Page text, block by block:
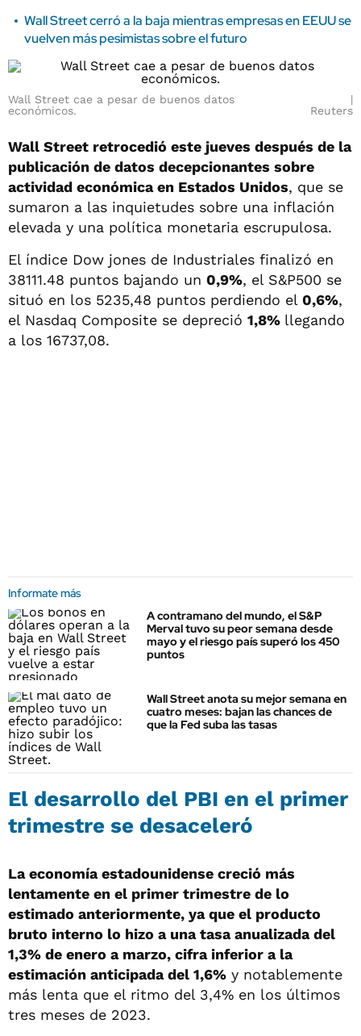
Wall Street cerró a la baja mientras empresas en EEUU se
vuelven más pesimistas sobre el futuro
Wall Street cae a pesar de buenos datos
económicos.
Reuters
Wall Street retrocedió este jueves después de la
publicación de datos decepcionantes sobre
actividad económica en Estados Unidos, que se
sumaron a las inquietudes sobre una inflación
elevada y una política monetaria escrupulosa.
El índice Dow jones de Industriales finalizó en
38111.48 puntos bajando un 0,9%, el S&P500 se
situó en los 5235,48 puntos perdiendo el 0,6%,
el Nasdaq Composite se depreció 1,8% llegando
a los 16737,08.
Informate más
A contramano del mundo, el S&P
Merval tuvo su peor semana desde
mayo y el riesgo país superó los 450
puntos
Wall Street anota su mejor semana en
cuatro meses: bajan las chances de
que la Fed suba las tasas
El desarrollo del PBI en el primer
trimestre se desaceleró
La economía estadounidense creció más
lentamente en el primer trimestre de lo
estimado anteriormente, ya que el producto
bruto interno lo hizo a una tasa anualizada del
1,3% de enero a marzo, cifra inferior a la
estimación anticipada del 1,6% y notablemente
más lenta que el ritmo del 3,4% en los últimos
tres meses de 2023.